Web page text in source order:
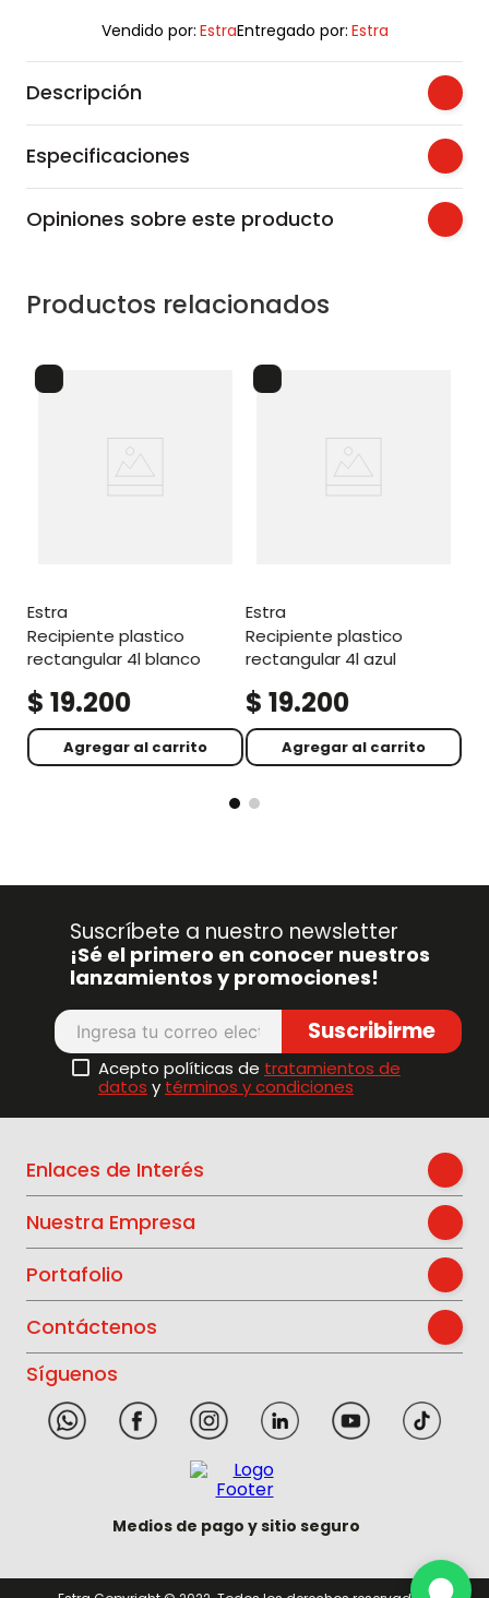
Vendido por: EstraEntregado por: Estra
Descripción
Especificaciones
Opiniones sobre este producto
Productos relacionados
estra
recipiente plastico
rectangular 4l blanco
$ 19.200
Agregar al carrito
estra
recipiente plastico
rectangular 4l azul
$ 19.200
Agregar al carrito
Suscríbete a nuestro newsletter
¡Sé el primero en conocer nuestros
lanzamientos y promociones!
Suscribirme
Acepto políticas de tratamientos de
datos y términos y condiciones
Enlaces de Interés
Nuestra Empresa
Portafolio
Contáctenos
Síguenos
Medios de pago y sitio seguro